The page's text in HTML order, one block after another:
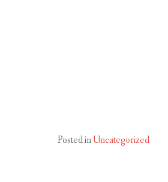
Posted inUncategorized